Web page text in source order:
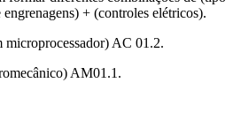
+ (controles elétricos).
AC 01.2.
AM01.1.